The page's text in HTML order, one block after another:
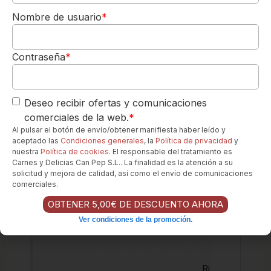
del Pinot Noir y a apreciar la textura y el
cuerpo en el paladar.
Kershaw Elgin Clonal Selection Pinot Noir
amantes del vino que aprecian la elegancia
y el gran potencial de guarda. Es un vino
que invita a la contemplación y al disfrute
lento.
Can Pep Gourmet
¿Necesita ayuda?. Hablenos
Los favoritos de nuestros clientes...
Ri
DE REGALO
Para tu 1º pedido
Los quiero-->
Nombre de usuario*
Contraseña*
Deseo recibir ofertas y comunicaciones
comerciales de la web.*
Al pulsar el botón de envío/obtener manifiesta haber leído y
aceptado las Condiciones generales, la Política de privacidad y
nuestra Política de cookies. El responsable del tratamiento es
Carnes y Delicias Can Pep S.L.. La finalidad es la atención a su
solicitud y mejora de calidad, así como el envío de comunicaciones
comerciales.
OBTENER 5,00€ DE DESCUENTO AHORA
Ver condiciones de la promoción.